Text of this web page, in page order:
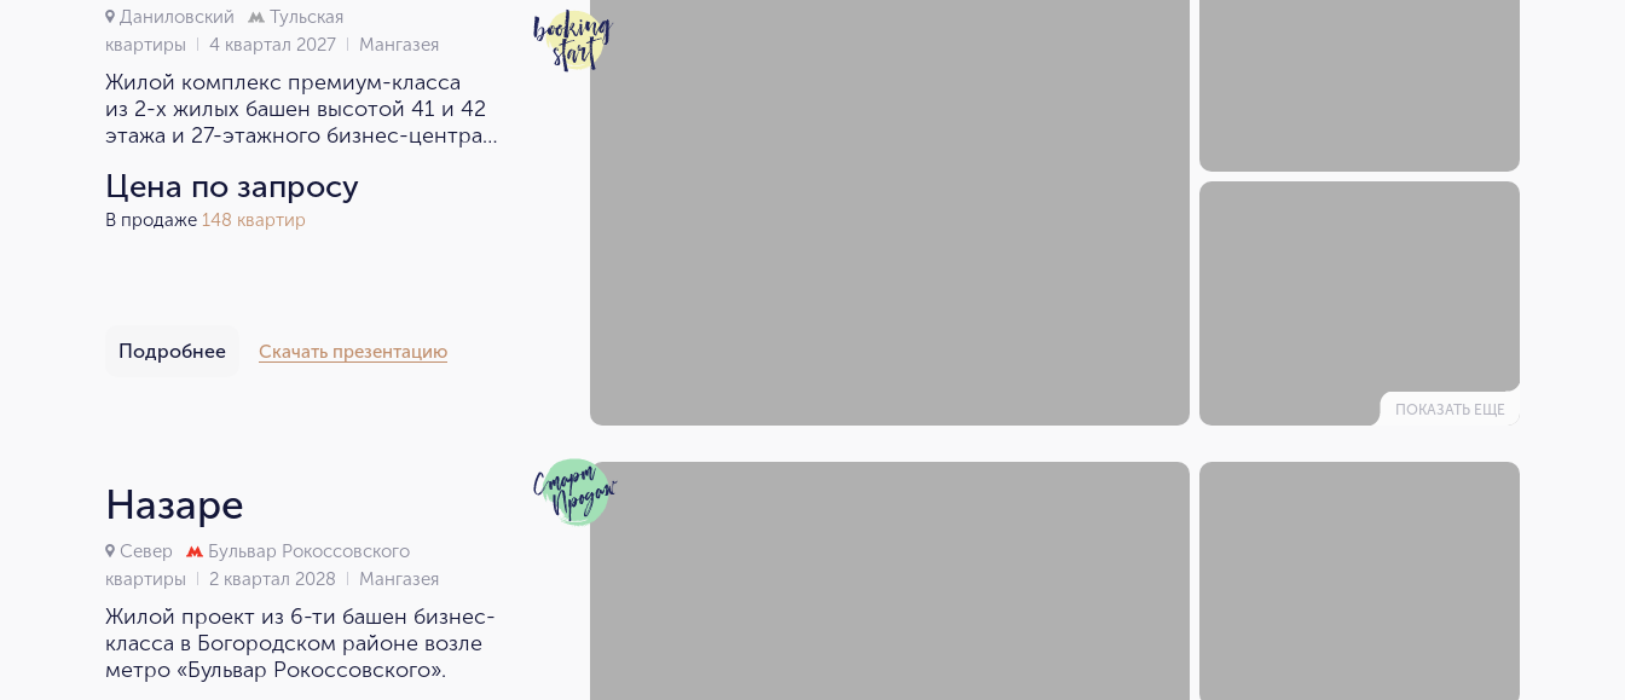
Даниловский
Тульская
квартиры
4 квартал 2027 Мангазея
Жилой комплекс премиум-класса
из 2-х жилых башен высотой 41 и 42
этажа и 27-этажного бизнес-центра
с центром Москвы.
Цена по запросу
В продаже 148 квартир
Подробнее Скачать презентацию
ПОКАЗАТЬ ЕЩЕ
Назаре
Север
Бульвар Рокоссовского
квартиры
2 квартал 2028 Мангазея
Жилой проект из 6-ти башен бизнес-
класса в Богородском районе возле
метро «Бульвар Рокоссовского».